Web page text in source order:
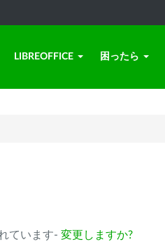
LIBREOFFICE 困ったら
ています- 変更しますか?